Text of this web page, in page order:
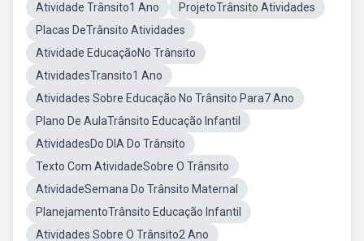
Atividade Trânsito1 Ano
ProjetoTrânsito Atividades
Placas DeTrânsito Atividades
Atividade EducaçãoNo Trânsito
AtividadesTransito1 Ano
Atividades Sobre Educação No Trânsito Para7 Ano
Plano De AulaTrânsito Educação Infantil
AtividadesDo DIA Do Trânsito
Texto Com AtividadeSobre O Trânsito
AtividadeSemana Do Trânsito Maternal
PlanejamentoTrânsito Educação Infantil
Atividades Sobre O Trânsito2 Ano